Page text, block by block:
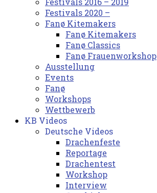
Festivals 2020 –
Fanø Kitemakers
Fanø Kitemakers
Fanø Classics
Fanø Frauenworkshop
Ausstellung
Events
Fanø
Workshops
Wettbewerb
KB Videos
Deutsche Videos
Drachenfeste
Reportage
Drachentest
Workshop
Interview